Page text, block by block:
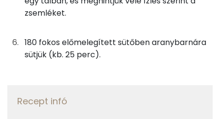
Tiamin - B1 vitamin:
Fehérje
Zsír
zsemléket.
180 fokos előmelegített sütőben aranybarnára
sütjük (kb. 25 perc).
Recept infó